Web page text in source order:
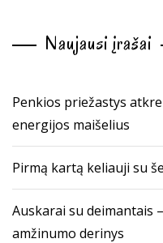
Naujausi įrašai
Penkios priežastys
energijos maišelius
Pirmą kartą keliauji su
Auskarai su deimantais
amžinumo derinys